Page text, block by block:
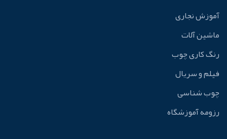
آموزش نجاری
ماشین آلات
رنگ کاری چوب
فیلم و سریال
چوب شناسی
رزومه آموزشگاه